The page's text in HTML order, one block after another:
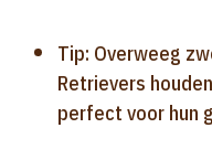
Tip: Overweeg
Retrievers
perfect voor hun